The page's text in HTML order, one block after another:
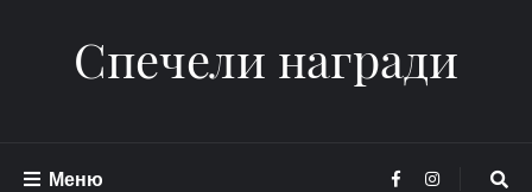
Спечели награди
Меню